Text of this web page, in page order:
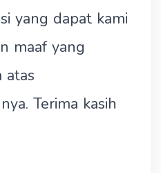
yang dapat kami
maaf yang
atas
Terima kasih